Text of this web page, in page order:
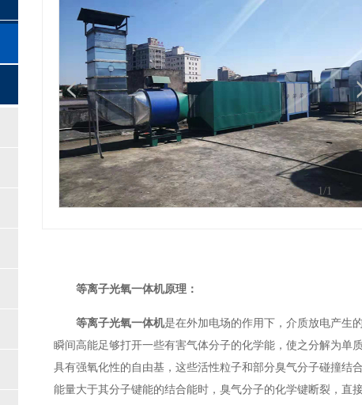
1/1
等离子光氧一体机原理：
等离子光氧一体机是在外加电场的作用下，介质放电产生
瞬间高能足够打开一些有害气体分子的化学能，使之分解为单
具有强氧化性的自由基，这些活性粒子和部分臭气分子碰撞结
能量大于其分子键能的结合能时，臭气分子的化学键断裂，直